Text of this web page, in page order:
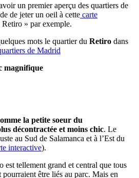
un premier aperçu des quartiers de
de jeter un oeil à cette carte
Retiro » par exemple.
mots le quartier du Retiro dans
de Madrid
magnifique
la petite soeur du
décontractée et moins chic. Le
au Sud de Salamanca et à l’Est du
interactive).
est tellement grand et central que tous
être liés au parc. Mais en